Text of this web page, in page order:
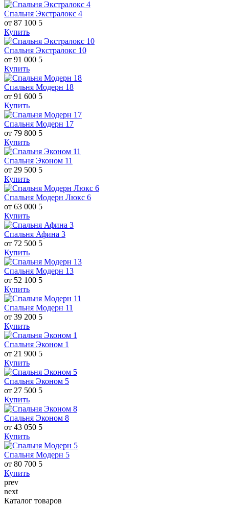
Спальня Экстралокс 4
от 87 100 5
Купить
Спальня Экстралокс 10
от 91 000 5
Купить
Спальня Модерн 18
от 91 600 5
Купить
Спальня Модерн 17
от 79 800 5
Купить
Спальня Эконом 11
от 29 500 5
Купить
Спальня Модерн Люкс 6
от 63 000 5
Купить
Спальня Афина 3
от 72 500 5
Купить
Спальня Модерн 13
от 52 100 5
Купить
Спальня Модерн 11
от 39 200 5
Купить
Спальня Эконом 1
от 21 900 5
Купить
Спальня Эконом 5
от 27 500 5
Купить
Спальня Эконом 8
от 43 050 5
Купить
Спальня Модерн 5
от 80 700 5
Купить
prev
next
Каталог товаров